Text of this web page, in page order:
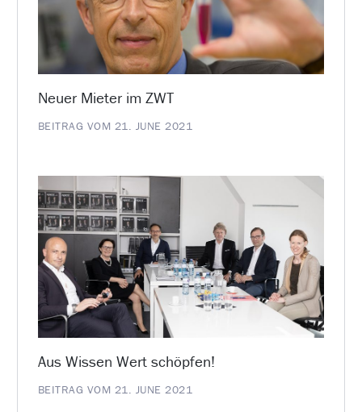
Neuer Mieter im ZWT
BEITRAG VOM 21. JUNE 2021
Aus Wissen Wert schöpfen!
BEITRAG VOM 21. JUNE 2021